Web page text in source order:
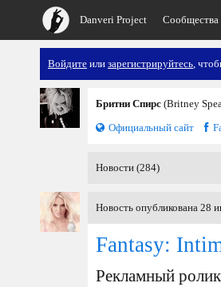
Danveri Project Сообщества
Войдите или зарегистрируйтесь,
Бритни Спирс (Britney
Официальный сайт
Новости (284)
Новость опубликована 28
Fantasy:
Рекламный